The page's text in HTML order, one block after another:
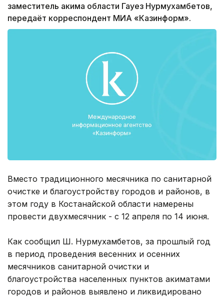
заместитель акима области Гауез Нурмухамбетов,
передаёт корреспондент МИА «Казинформ».
Вместо традиционного месячника по санитарной
очистке и благоустройству городов и районов, в
этом году в Костанайской области намерены
провести двухмесячник - с 12 апреля по 14 июня.
Как сообщил Ш. Нурмухамбетов, за прошлый год
в период проведения весенних и осенних
месячников санитарной очистки и
благоустройства населенных пунктов акиматами
городов и районов выявлено и ликвидировано